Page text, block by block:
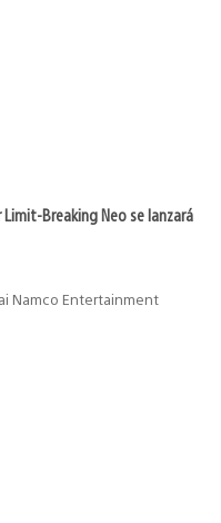
Limit-Breaking Neo se lanzará
Namco Entertainment